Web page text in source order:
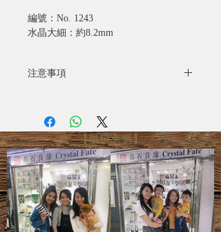
編號：No. 1243
水晶大細：約8.2mm
注意事項
電腦螢幕設定不同，可能會有微色差
- 圖片只供參考，尺寸可能有所偏差，
一切以實際出貨物品為準
- 天然礦寶石有天然石紋、雲霧、雜
質、礦痕、冰紋等等，皆為正常現象
【星級之選】